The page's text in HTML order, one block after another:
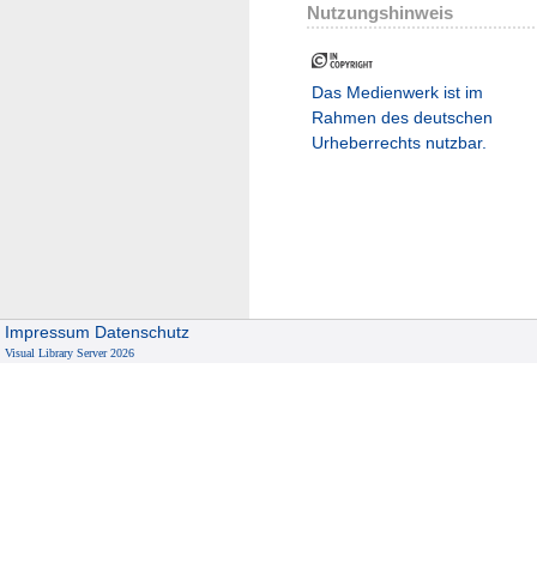
Nutzungshinweis
Das Medienwerk ist im
Rahmen des deutschen
Urheberrechts nutzbar.
Impressum Datenschutz
Visual Library Server 2026